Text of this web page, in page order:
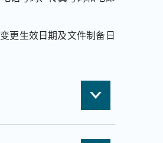
更生效日期及文件制备日